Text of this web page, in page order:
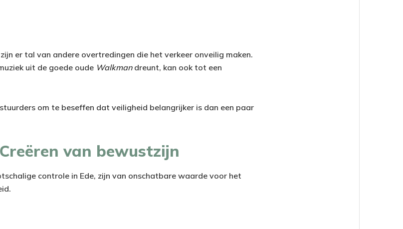
er tal van andere overtredingen die het verkeer onveilig maken.
uit de goede oude Walkmandreunt, kan ook tot een
om te beseffen dat veiligheid belangrijker is dan een paar
van bewustzijn
controle in Ede, zijn van onschatbare waarde voor het